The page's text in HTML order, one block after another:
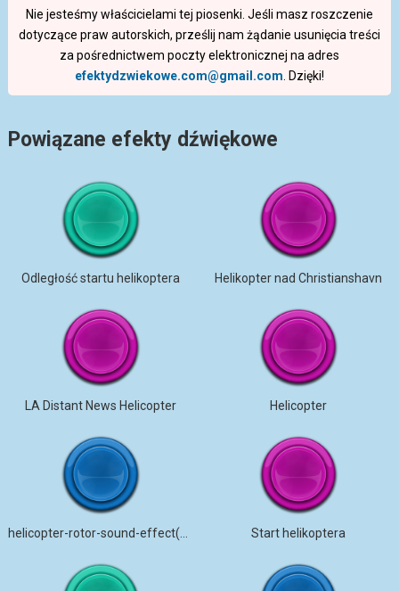
Nie jesteśmy właścicielami tej piosenki. Jeśli masz roszczenie
dotyczące praw autorskich, prześlij nam żądanie usunięcia treści
za pośrednictwem poczty elektronicznej na adres
efektydzwiekowe.com@gmail.com . Dzięki!
Powiązane efekty dźwiękowe
Odległość startu helikoptera Helikopter nad Christianshavn
LA Distant News Helicopter Helicopter
Start helikoptera